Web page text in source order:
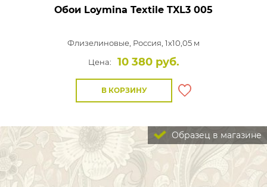
Обои Loymina Textile TXL3 005
Флизелиновые, Россия, 1x10,05 м
Цена:
10 380 руб.
В КОРЗИНУ
Образец в магазине